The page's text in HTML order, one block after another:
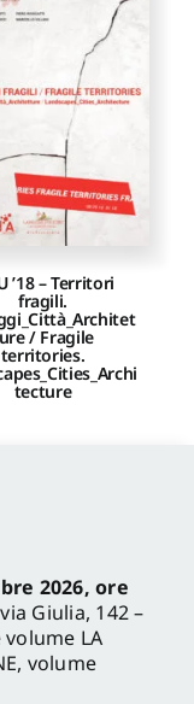
’18 – Territori
fragili.
/ Fragile
territories.
tecture
2026, ore
Giulia, 142 –
LA
volume